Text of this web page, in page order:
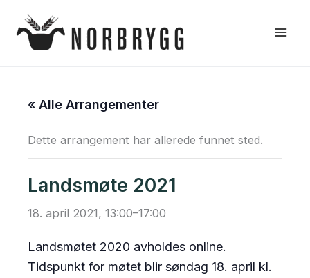
rett
« Alle Arrangementer
Dette arrangement har allerede funnet sted.
Landsmøte 2021
18. april 2021, 13:00–17:00
Landsmøtet 2020 avholdes online.
Tidspunkt for møtet blir søndag 18. april kl.